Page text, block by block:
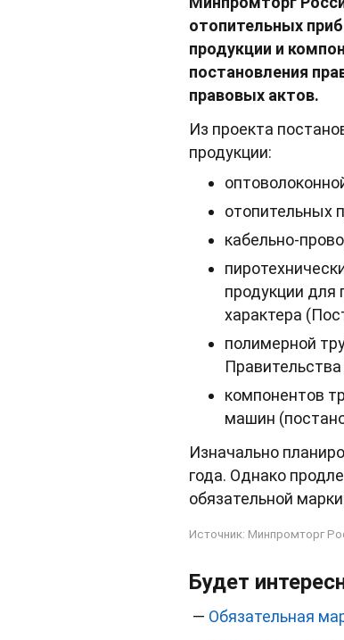
отопительных
продукции и
постановления
правовых актов.
Из проекта
продукции:
отопительных
кабельно-
продукции для
характера
полимерной
компонентов
машин
Изначально
года. Однако
обязательной
Источник: Минпромторг
Будет
— Обязательная